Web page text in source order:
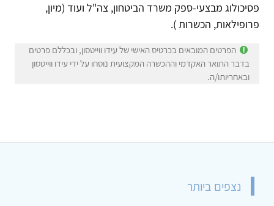
פסיכולוג מבצעי-ספק משרד הביטחון, צה"ל ועוד (מיון,
פרופילאות, הכשרות ).
הפרטים המובאים בכרטיס האישי של עידו ווייטסון, ובכללם פרטים
בדבר התואר האקדמי וההכשרה המקצועית נוסחו על ידי עידו ווייטסון
ובאחריותו/ה.
נצפים ביותר